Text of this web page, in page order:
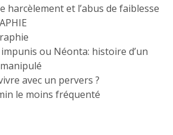
harcèlement et l’abus de faiblesse
ou Néonta: histoire d’un
avec un pervers ?
le moins fréquenté